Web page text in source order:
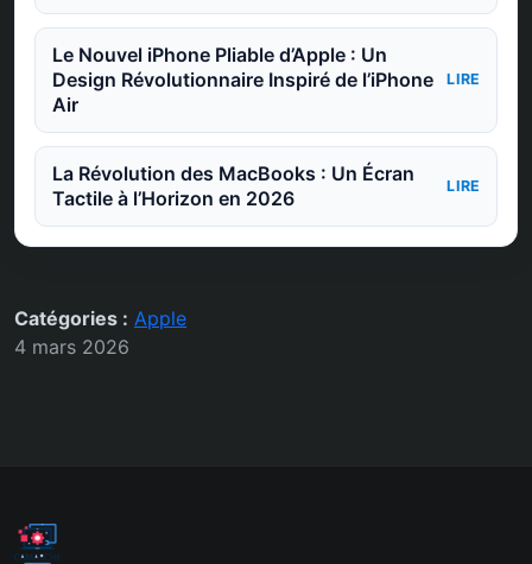
Le Nouvel iPhone Pliable d’Apple : Un
Design Révolutionnaire Inspiré de l’iPhone
Air
LIRE
La Révolution des MacBooks : Un Écran
Tactile à l’Horizon en 2026
LIRE
Catégories : Apple
4 mars 2026